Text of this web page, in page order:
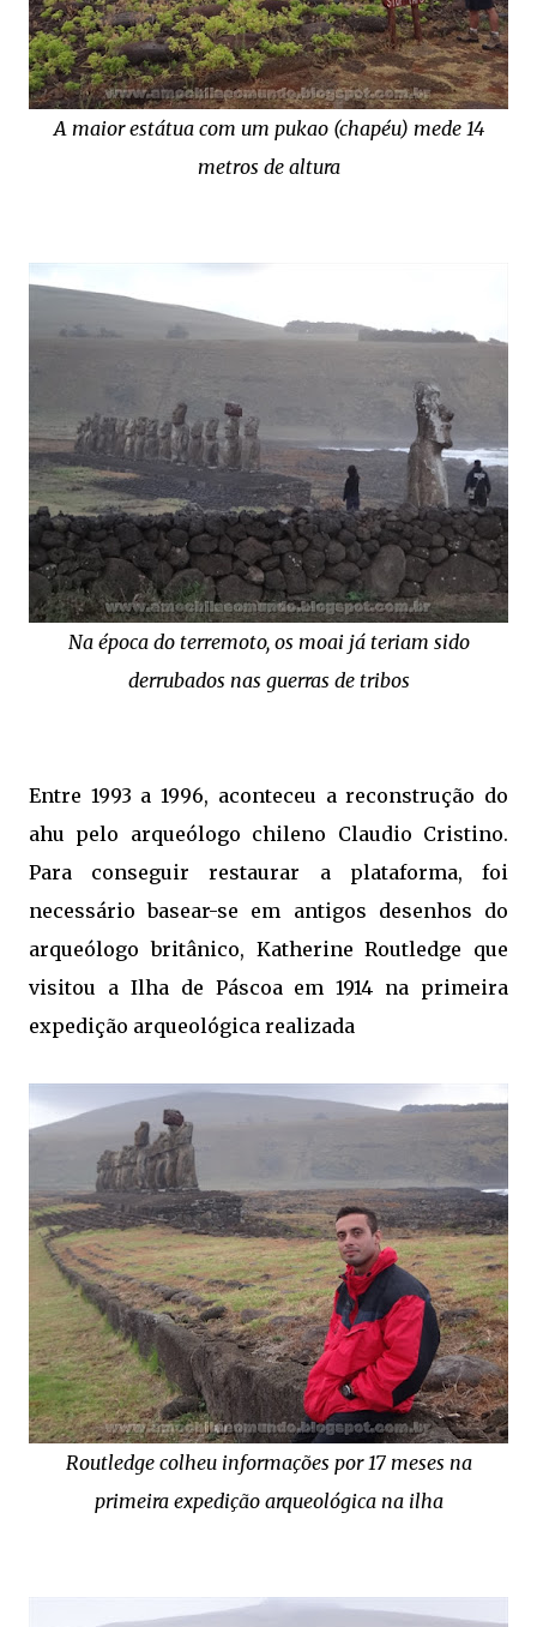
A maior estátua com um pukao (chapéu) mede 14
metros de altura
Na época do terremoto, os moai já teriam sido
derrubados nas guerras de tribos
Entre 1993 a 1996, aconteceu a reconstrução do
ahu pelo arqueólogo chileno Claudio Cristino.
Para conseguir restaurar a plataforma, foi
necessário basear-se em antigos desenhos do
arqueólogo britânico, Katherine Routledge que
visitou a Ilha de Páscoa em 1914 na primeira
expedição arqueológica realizada
Routledge colheu informações por 17 meses na
primeira expedição arqueológica na ilha